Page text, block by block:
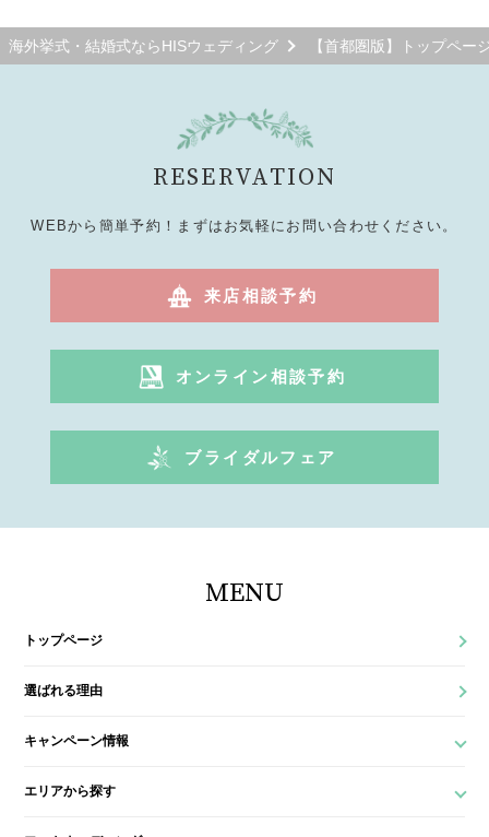
海外挙式・結婚式ならHISウェディング 【首都圏版】トップペー
RESERVATION
WEBから簡単予約！まずはお気軽にお問い合わせください。
来店相談予約
オンライン相談予約
ブライダルフェア
MENU
トップページ
選ばれる理由
キャンペーン情報
エリアから探す